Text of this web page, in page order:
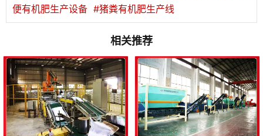
便有机肥生产设备 #猪粪有机肥生产线
相关推荐